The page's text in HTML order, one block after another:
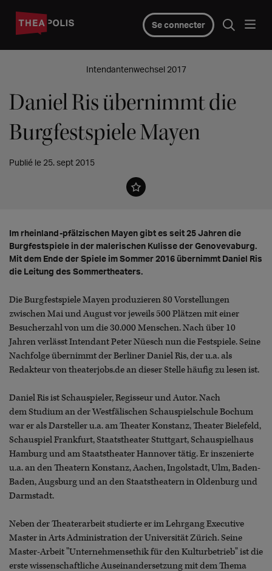
Se connecter
Intendantenwechsel 2017
Daniel Ris übernimmt die
Burgfestspiele Mayen
Publié le 25. sept 2015
Im rheinland-pfälzischen Mayen gibt es seit 25 Jahren die
Burgfestspiele in der malerischen Kulisse der Genovevaburg.
Mit dem Ende der Spiele im Sommer 2016 übernimmt Daniel Ris
die Leitung des Sommertheaters.
Die Burgfestspiele Mayen produzieren 80 Vorstellungen
zwischen Mai und August vor jeweils 500 Plätzen mit einer
Besucherzahl von um die 30.000 Menschen. Nach über 10
Jahren verlässt Intendant Peter Nüesch nun die Festspiele. Seine
Nachfolge übernimmt der Berliner Daniel Ris, der u.a. als
Redakteur von theaterjobs.de an dieser Stelle häufig zu lesen ist.
Daniel Ris ist Schauspieler, Regisseur und Autor. Nach
dem Studium an der Westfälischen Schauspielschule Bochum
war er als Darsteller u.a. am Theater Konstanz, Theater Bielefeld,
Schauspiel Frankfurt, Staatstheater Stuttgart, Schauspielhaus
Hamburg und am Staatstheater Hannover tätig. Er inszenierte
u.a. an den Theatern Konstanz, Aachen, Ingolstadt, Ulm, Baden-
Baden, Augsburg und an den Staatstheatern in Oldenburg und
Darmstadt.
Neben der Theaterarbeit studierte er im Lehrgang Executive
Master in Arts Administration der Universität Zürich. Seine
Master-Arbeit "Unternehmensethik für den Kulturbetrieb" ist die
erste wissenschaftliche Auseinandersetzung mit dem Thema